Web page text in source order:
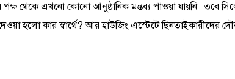
থেকে এখনো কোনো আনুষ্ঠানিক মন্তব্য পাওয়া যায়নি। তবে
হলো কার স্বার্থে? আর হাউজিং এস্টেটে ছিনতাইকারীদের